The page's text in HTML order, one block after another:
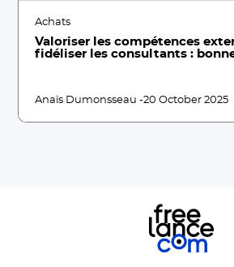
Achats
Valoriser les compétences
fidéliser les consultants :
Anaïs Dumonsseau -20 October 2025